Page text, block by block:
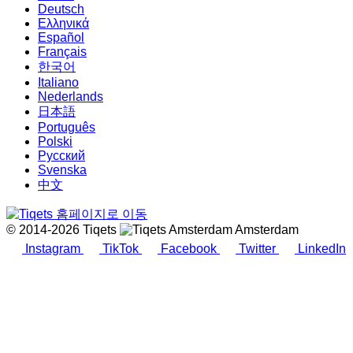
Deutsch
Ελληνικά
Español
Français
한국어
Italiano
Nederlands
日本語
Português
Polski
Русский
Svenska
中文
© 2014-2026 Tiqets
Amsterdam
Instagram
TikTok Facebook Twitter LinkedIn